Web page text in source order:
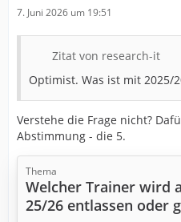
7. Juni 2026 um 19:51
Zitat von research-it
Optimist. Was ist mit 2025/
Verstehe die Frage nicht?
Abstimmung - die 5.
Thema
Welcher Trainer wird
25/26 entlassen oder